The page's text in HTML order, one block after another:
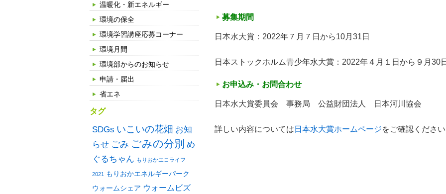
温暖化・新エネルギー
環境の保全
環境学習講座応募コーナー
環境月間
環境部からのお知らせ
申請・届出
省エネ
タグ
SDGs いこいの花畑 お知
らせ ごみ ごみの分別 め
ぐるちゃん もりおかエコライフ
2021
もりおかエネルギーパーク
ウォームシェア ウォームビズ
募集期間
日本水大賞：2022年７月７日から10月31日
日本ストックホルム青少年水大賞：2022年４月１日から９月30
お申込み・お問合わせ
日本水大賞委員会 事務局 公益財団法人 日本河川協会
詳しい内容については 日本水大賞ホームページをご確認くださ